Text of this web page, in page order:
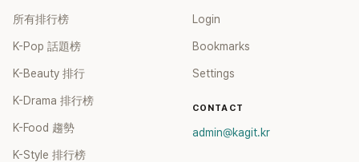
所有排行榜
K-Pop 話題榜
K-Beauty 排行
K-Drama 排行榜
K-Food 趨勢
K-Style 排行榜
Login
Bookmarks
Settings
CONTACT
admin@kagit.kr